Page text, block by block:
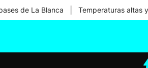
de La Blanca Temperaturas altas